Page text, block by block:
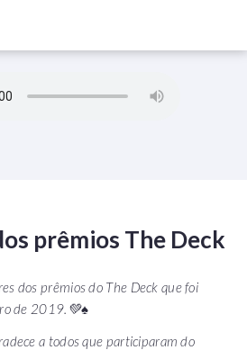
prêmios The Deck
dos prêmios do The Deck que foi
de 2019.💚♠️
a todos que participaram do